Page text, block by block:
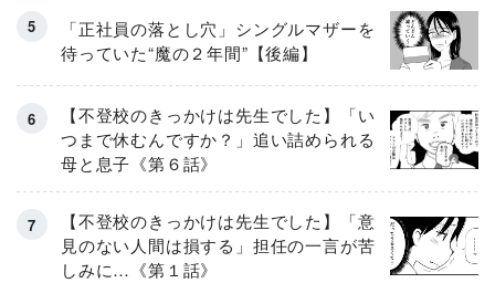
「正社員の落とし穴」シングルマザーを
待っていた“魔の２年間”【後編】
【不登校のきっかけは先生でした】「い
つまで休むんですか？」追い詰められる
母と息子《第６話》
【不登校のきっかけは先生でした】「意
見のない人間は損する」担任の一言が苦
しみに…《第１話》